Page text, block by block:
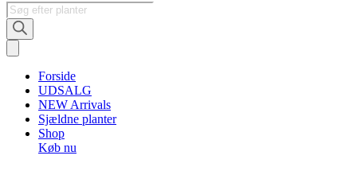
Products
search
Forside
UDSALG
NEW Arrivals
Sjældne planter
Shop
Køb nu